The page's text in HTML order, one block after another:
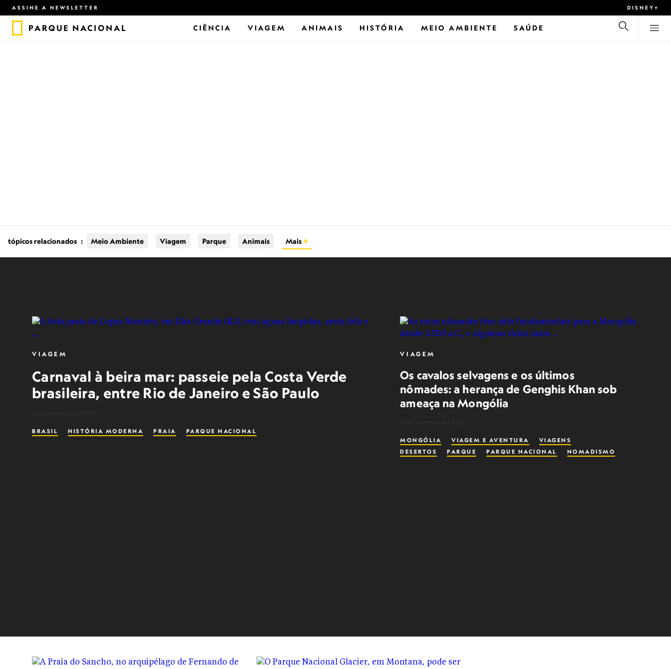
ASSINE A NEWSLETTER DISNEY+
PARQUE NACIONAL CIÊNCIA VIAGEM ANIMAIS HISTÓRIA MEIO AMBIENTE SAÚDE
tópicos relacionados : Meio Ambiente Viagem Parque Animais Mais
VIAGEM
Carnaval à beira mar: passeie pela Costa Verde
brasileira, entre Rio de Janeiro e São Paulo
BRASIL HISTÓRIA MODERNA PRAIA PARQUE NACIONAL
VIAGEM
Os cavalos selvagens e os últimos
nômades: a herança de Genghis Khan sob
ameaça na Mongólia
MONGÓLIA VIAGEM E AVENTURA
VIAGENS
DESERTOS
PARQUE PARQUE NACIONAL NOMADISMO